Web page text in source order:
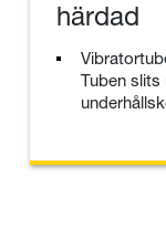
härdad
Tuben